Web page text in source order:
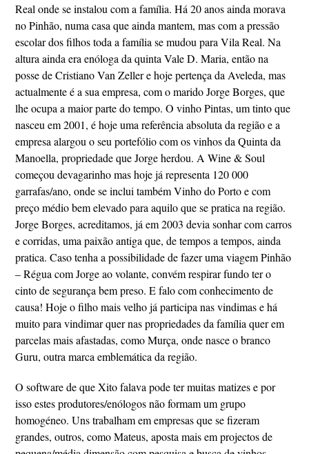
Real onde se instalou com a família. Há 20 anos ainda morava
no Pinhão, numa casa que ainda mantem, mas com a pressão
escolar dos filhos toda a família se mudou para Vila Real. Na
altura ainda era enóloga da quinta Vale D. Maria, então na
posse de Cristiano Van Zeller e hoje pertença da Aveleda, mas
actualmente é a sua empresa, com o marido Jorge Borges, que
lhe ocupa a maior parte do tempo. O vinho Pintas, um tinto que
nasceu em 2001, é hoje uma referência absoluta da região e a
empresa alargou o seu portefólio com os vinhos da Quinta da
Manoella, propriedade que Jorge herdou. A Wine & Soul
começou devagarinho mas hoje já representa 120 000
garrafas/ano, onde se inclui também Vinho do Porto e com
preço médio bem elevado para aquilo que se pratica na região.
Jorge Borges, acreditamos, já em 2003 devia sonhar com carros
e corridas, uma paixão antiga que, de tempos a tempos, ainda
pratica. Caso tenha a possibilidade de fazer uma viagem Pinhão
– Régua com Jorge ao volante, convém respirar fundo ter o
cinto de segurança bem preso. E falo com conhecimento de
causa! Hoje o filho mais velho já participa nas vindimas e há
muito para vindimar quer nas propriedades da família quer em
parcelas mais afastadas, como Murça, onde nasce o branco
Guru, outra marca emblemática da região.
O software de que Xito falava pode ter muitas matizes e por
isso estes produtores/enólogos não formam um grupo
homogéneo. Uns trabalham em empresas que se fizeram
grandes, outros, como Mateus, aposta mais em projectos de